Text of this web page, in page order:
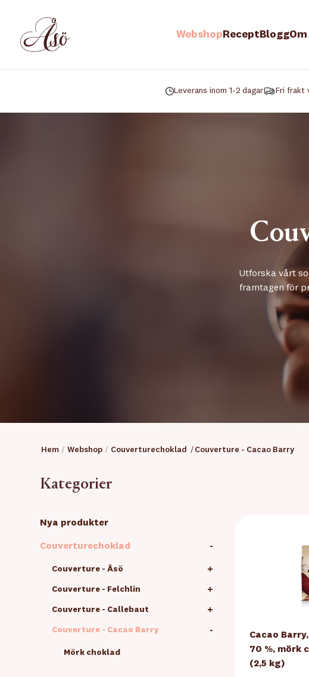
Webshop ReceptBloggOm
Leverans inom 1-2 dagar Fri frakt
Utforska vårt
framtagen för
Hem / Webshop / Couverturechoklad / Couverture - Cacao Barry
Kategorier
Nya produkter
Couverturechoklad -
Couverture - Åsö +
Couverture - Felchlin +
Couverture - Callebaut +
Couverture - Cacao Barry -
Mörk choklad
Cacao
70 %, mörk
(2,5 kg)